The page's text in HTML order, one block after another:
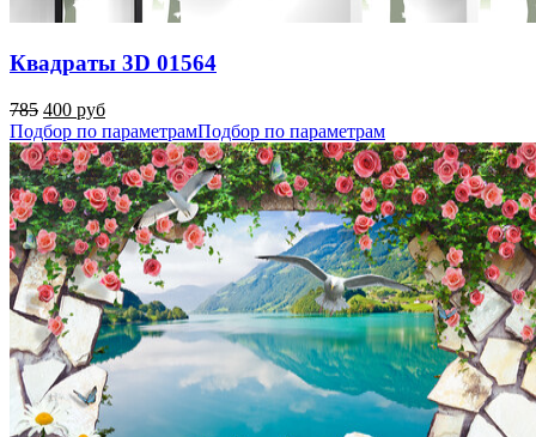
Квадраты 3D 01564
785 400 руб
Подбор по параметрамПодбор по параметрам